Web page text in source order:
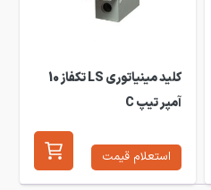
کلید مینیاتوری LS تکفاز 10
آمپر تیپ C
استعلام قیمت